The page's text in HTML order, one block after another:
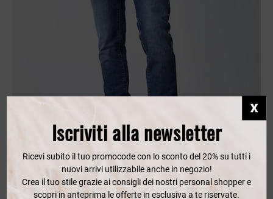
Iscriviti alla newsletter
Ricevi subito il tuo promocode con lo sconto del 20% su tutti i
nuovi arrivi utilizzabile anche in negozio!
Crea il tuo stile grazie ai consigli dei nostri personal shopper e
scopri in anteprima le offerte in esclusiva a te riservate.